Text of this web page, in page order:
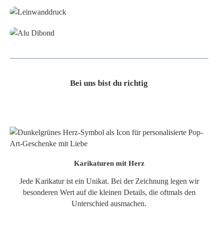
Bei uns bist du richtig
Karikaturen mit Herz
Jede Karikatur ist ein Unikat. Bei der Zeichnung legen wir
besonderen Wert auf die kleinen Details, die oftmals den
Unterschied ausmachen.